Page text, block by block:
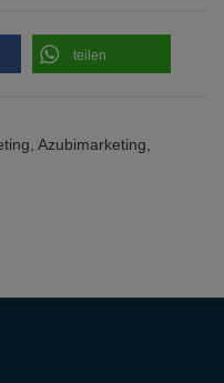
teilen
, Azubimarketing,